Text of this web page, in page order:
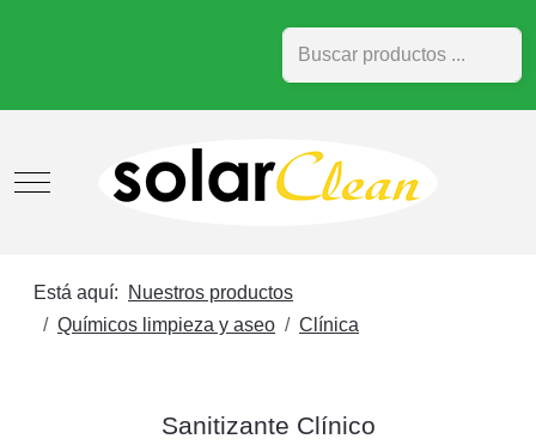
Buscar
Mobile Menu Toggle
Está aquí:
Nuestros productos
Químicos limpieza y aseo
Clínica
Sanitizante Clínico